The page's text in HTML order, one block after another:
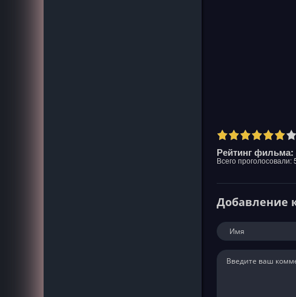
Рейтинг фильма:
Всего проголосовали:
Добавление